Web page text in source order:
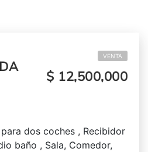
VENTA
$ 12,500,000
dos coches , Recibidor
baño , Sala, Comedor,